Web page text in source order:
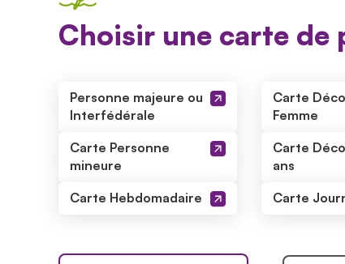
Choisir une carte de
Personne majeure ou
Interfédérale
Carte
Femme
Carte Personne
mineure
Carte
ans
Carte Hebdomadaire
Carte